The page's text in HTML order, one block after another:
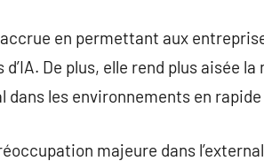
en permettant aux
De plus, elle rend plus aisée
les environnements en
majeure dans